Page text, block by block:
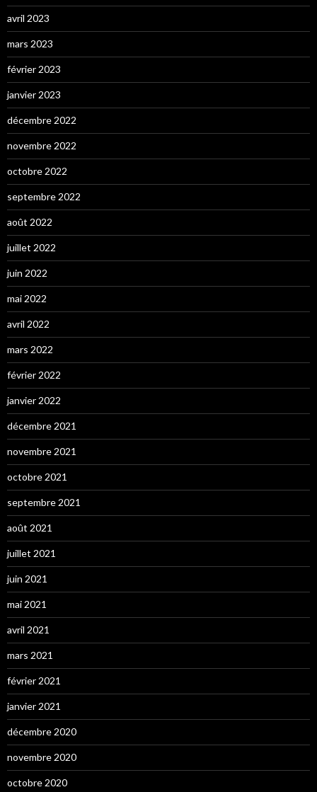
avril 2023
mars 2023
février 2023
janvier 2023
décembre 2022
novembre 2022
octobre 2022
septembre 2022
août 2022
juillet 2022
juin 2022
mai 2022
avril 2022
mars 2022
février 2022
janvier 2022
décembre 2021
novembre 2021
octobre 2021
septembre 2021
août 2021
juillet 2021
juin 2021
mai 2021
avril 2021
mars 2021
février 2021
janvier 2021
décembre 2020
novembre 2020
octobre 2020